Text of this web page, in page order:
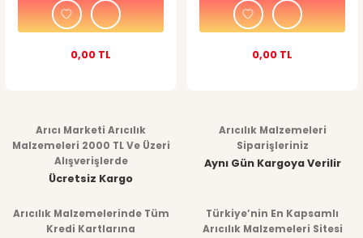
0,00 TL 0,00 TL
Arıcı Marketi Arıcılık
Malzemeleri 2000 TL Ve Üzeri
Alışverişlerde
Ücretsiz Kargo
Arıcılık Malzemeleri
Siparişleriniz
Aynı Gün Kargoya Verilir
Arıcılık Malzemelerinde Tüm
Kredi Kartlarına
Türkiye’nin En Kapsamlı
Arıcılık Malzemeleri Sitesi